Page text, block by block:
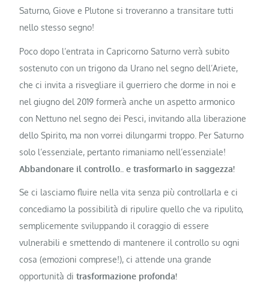
Saturno, Giove e Plutone si troveranno a transitare tutti
nello stesso segno!
Poco dopo l’entrata in Capricorno Saturno verrà subito
sostenuto con un trigono da Urano nel segno dell’Ariete,
che ci invita a risvegliare il guerriero che dorme in noi e
nel giugno del 2019 formerà anche un aspetto armonico
con Nettuno nel segno dei Pesci, invitando alla liberazione
dello Spirito, ma non vorrei dilungarmi troppo. Per Saturno
solo l’essenziale, pertanto rimaniamo nell’essenziale!
Abbandonare il controllo.. e trasformarlo in saggezza!
Se ci lasciamo fluire nella vita senza più controllarla e ci
concediamo la possibilità di ripulire quello che va ripulito,
semplicemente sviluppando il coraggio di essere
vulnerabili e smettendo di mantenere il controllo su ogni
cosa (emozioni comprese!), ci attende una grande
opportunità ditrasformazione profonda!